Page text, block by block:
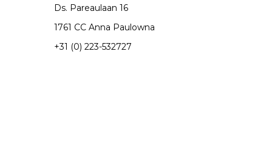
Ds. Pareaulaan 16
1761 CC Anna Paulowna
+31 (0) 223-532727